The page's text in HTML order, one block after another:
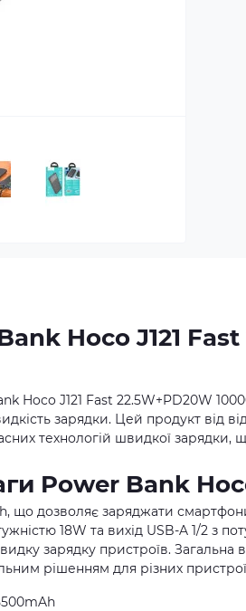
Hoco J121
Hoco J121 Fast 22.5W+PD20W
зарядки. Цей продукт від
технологій швидкої
Power Bank
що дозволяє заряджати
18W та вихід USB-A 1/2 з
зарядку пристроїв. Загальна
рішенням для різних